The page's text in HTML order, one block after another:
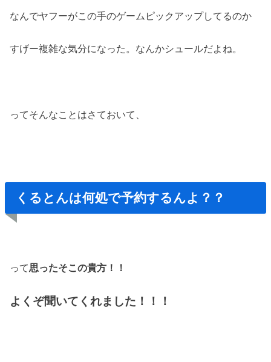
なんでヤフーがこの手のゲームピックアップしてるのか
すげー複雑な気分になった。なんかシュールだよね。
ってそんなことはさておいて、
くるとんは何処で予約するんよ？？
って思ったそこの貴方！！
よくぞ聞いてくれました！！！